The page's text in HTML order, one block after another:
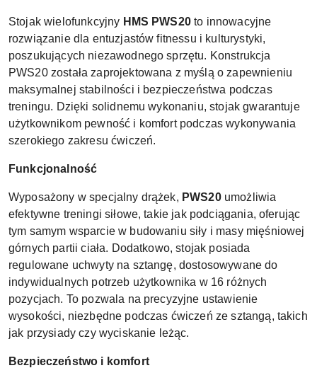
Stojak wielofunkcyjny HMS PWS20to innowacyjne
rozwiązanie dla entuzjastów fitnessu i kulturystyki,
poszukujących niezawodnego sprzętu. Konstrukcja
PWS20 została zaprojektowana z myślą o zapewnieniu
maksymalnej stabilności i bezpieczeństwa podczas
treningu. Dzięki solidnemu wykonaniu, stojak gwarantuje
użytkownikom pewność i komfort podczas wykonywania
szerokiego zakresu ćwiczeń.
Funkcjonalność
Wyposażony w specjalny drążek, PWS20umożliwia
efektywne treningi siłowe, takie jak podciągania, oferując
tym samym wsparcie w budowaniu siły i masy mięśniowej
górnych partii ciała. Dodatkowo, stojak posiada
regulowane uchwyty na sztangę, dostosowywane do
indywidualnych potrzeb użytkownika w 16 różnych
pozycjach. To pozwala na precyzyjne ustawienie
wysokości, niezbędne podczas ćwiczeń ze sztangą, takich
jak przysiady czy wyciskanie leżąc.
Bezpieczeństwo i komfort